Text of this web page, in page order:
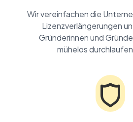
Wir vereinfachen die
Lizenzverlängerungen
Gründerinnen und
mühelos